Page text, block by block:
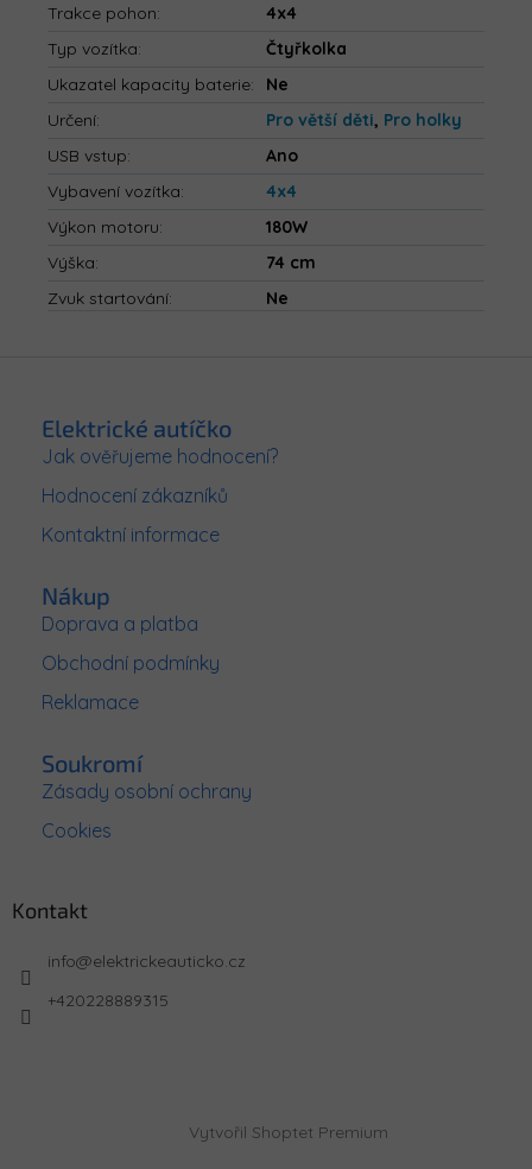
Trakce pohon:
4x4
Typ vozítka:
Čtyřkolka
Ukazatel kapacity baterie:
Ne
Určení: Pro větší děti, Pro holky
USB vstup:
Ano
Vybavení vozítka:
4x4
Výkon motoru:
180W
Výška:
74 cm
Zvuk startování: Ne
Elektrické autíčko
Jak ověřujeme hodnocení?
Hodnocení zákazníků
Kontaktní informace
Nákup
Doprava a platba
Obchodní podmínky
Reklamace
Soukromí
Zásady osobní ochrany
Cookies
Kontakt
info@elektrickeauticko.cz
+420228889315
Vytvořil Shoptet Premium